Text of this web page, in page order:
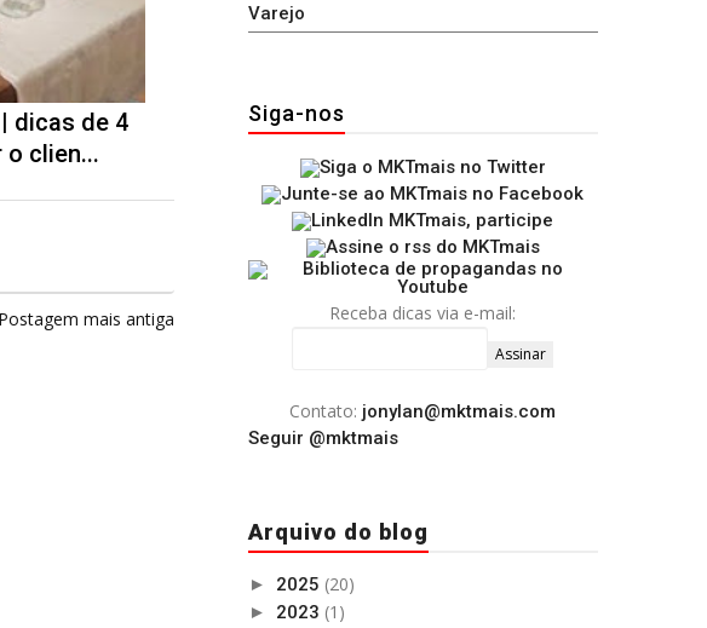
dicas de 4
clien...
Postagem mais antiga
Varejo
Siga-nos
Receba dicas via e-mail:
Contato: jonylan@mktmais.com
Seguir @mktmais
Arquivo do blog
► 2025 (20)
► 2023 (1)